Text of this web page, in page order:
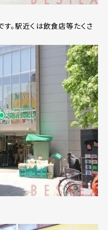
。駅近くは飲食店等たくさ